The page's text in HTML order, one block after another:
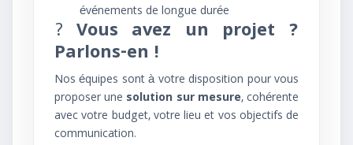
événements de longue durée
?Vous avez un projet ?
Parlons-en !
Nos équipes sont à votre disposition pour vous
proposer une solution sur mesure, cohérente
avec votre budget, votre lieu et vos objectifs de
communication.